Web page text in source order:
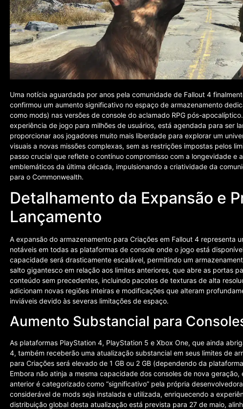
Uma notícia aguardada por anos pela comunidade de Fallout 4
confirmou um aumento significativo no espaço de armazenamento
como mods) nas versões de console do aclamado RPG pós-
experiência de jogo para milhões de usuários, está agendada para ser
proporcionar aos jogadores muito mais liberdade para explorar um
visuais a novas missões complexas, sem as restrições impostas pelos
passo crucial que reflete o contínuo compromisso com a longevidade e
emblemáticos da última década, impulsionando a criatividade da
para o Commonwealth.
Detalhamento da Expansão e
Lançamento
A expansão do armazenamento para Criações em Fallout 4 representa
notáveis em todas as plataformas de console onde o jogo está
capacidade será drasticamente escalável, permitindo um
salto gigantesco em relação aos limites anteriores, que abre as portas
conteúdo sem precedentes, incluindo pacotes de texturas de alta
adicionam novas regiões inteiras e modificações que alteram
inviáveis devido às severas limitações de espaço.
Aumento Substancial para
As plataformas PlayStation 4, PlayStation 5 e Xbox One, que ainda
4, também receberão uma atualização substancial em seus limites de
para Criações será elevado de 1 GB ou 2 GB (dependendo da
Embora não atinja a mesma capacidade dos consoles de nova
anterior é categorizado como “significativo” pela própria
considerável de mods seja instalada e utilizada, enriquecendo a
distribuição global desta atualização está prevista para 27 de maio,